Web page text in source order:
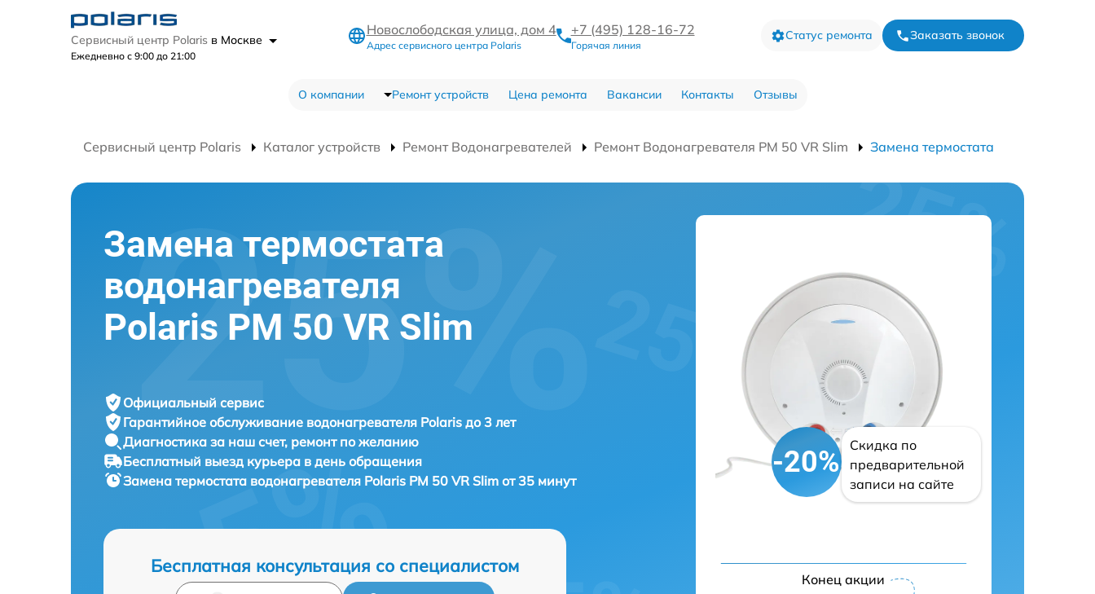
Сервисный центр Polaris в Москве
Ежедневно с 9:00 до 21:00
Новослободская улица, дом 4
Адрес сервисного центра Polaris
+7 (495) 128-16-72
Горячая линия
Статус ремонта Заказать звонок
О компании Ремонт устройств Цена ремонта Вакансии Контакты Отзывы
Сервисный центр Polaris Каталог устройств Ремонт Водонагревателей Ремонт Водонагревателя PM 50 VR Slim Замена термостата
Замена термостата
водонагревателя
Polaris PM 50 VR Slim
Официальный сервис
Гарантийное обслуживание водонагревателя Polaris до 3 лет
Диагностика за наш счет, ремонт по желанию
Бесплатный выезд курьера в день обращения
Замена термостата водонагревателя Polaris PM 50 VR Slim от 35 минут
Бесплатная консультация со специалистом
-20%
Скидка по
предварительной
записи на сайте
Конец акции